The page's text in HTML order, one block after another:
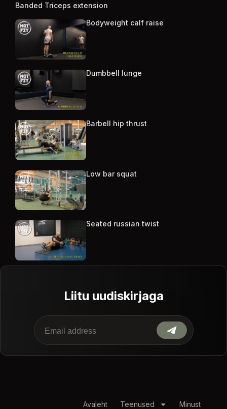
Banded Triceps extension
Bodyweight calf raise
Dumbbell lunge
Barbell hip thrust
Low bar squat
Seated russian twist
Liitu uudiskirjaga
Avaleht Teenused Minust